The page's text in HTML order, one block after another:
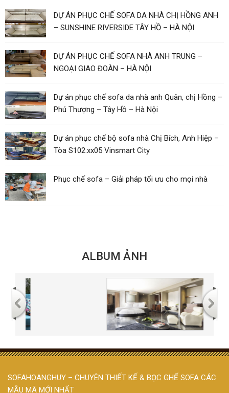
DỰ ÁN PHỤC CHẾ SOFA DA NHÀ CHỊ HỒNG ANH
– SUNSHINE RIVERSIDE TÂY HỒ – HÀ NỘI
DỰ ÁN PHỤC CHẾ SOFA NHÀ ANH TRUNG –
NGOẠI GIAO ĐOÀN – HÀ NỘI
Dự án phục chế sofa da nhà anh Quân, chị Hồng –
Phú Thượng – Tây Hồ – Hà Nội
Dự án phục chế bộ sofa nhà Chị Bích, Anh Hiệp –
Tòa S102.xx05 Vinsmart City
Phục chế sofa – Giải pháp tối ưu cho mọi nhà
ALBUM ẢNH
SOFAHOANGHUY – CHUYÊN THIẾT KẾ & BỌC GHẾ SOFA CÁC
MẪU MÃ MỚI NHẤT